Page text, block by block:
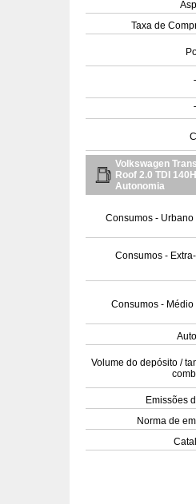
Taxa de
Volkswagen
Roof 2.0 TDI
Autonomia
Consumos - Urbano
Consumos -
Consumos - Médio
Volume do depósito /
Emissões
Norma de